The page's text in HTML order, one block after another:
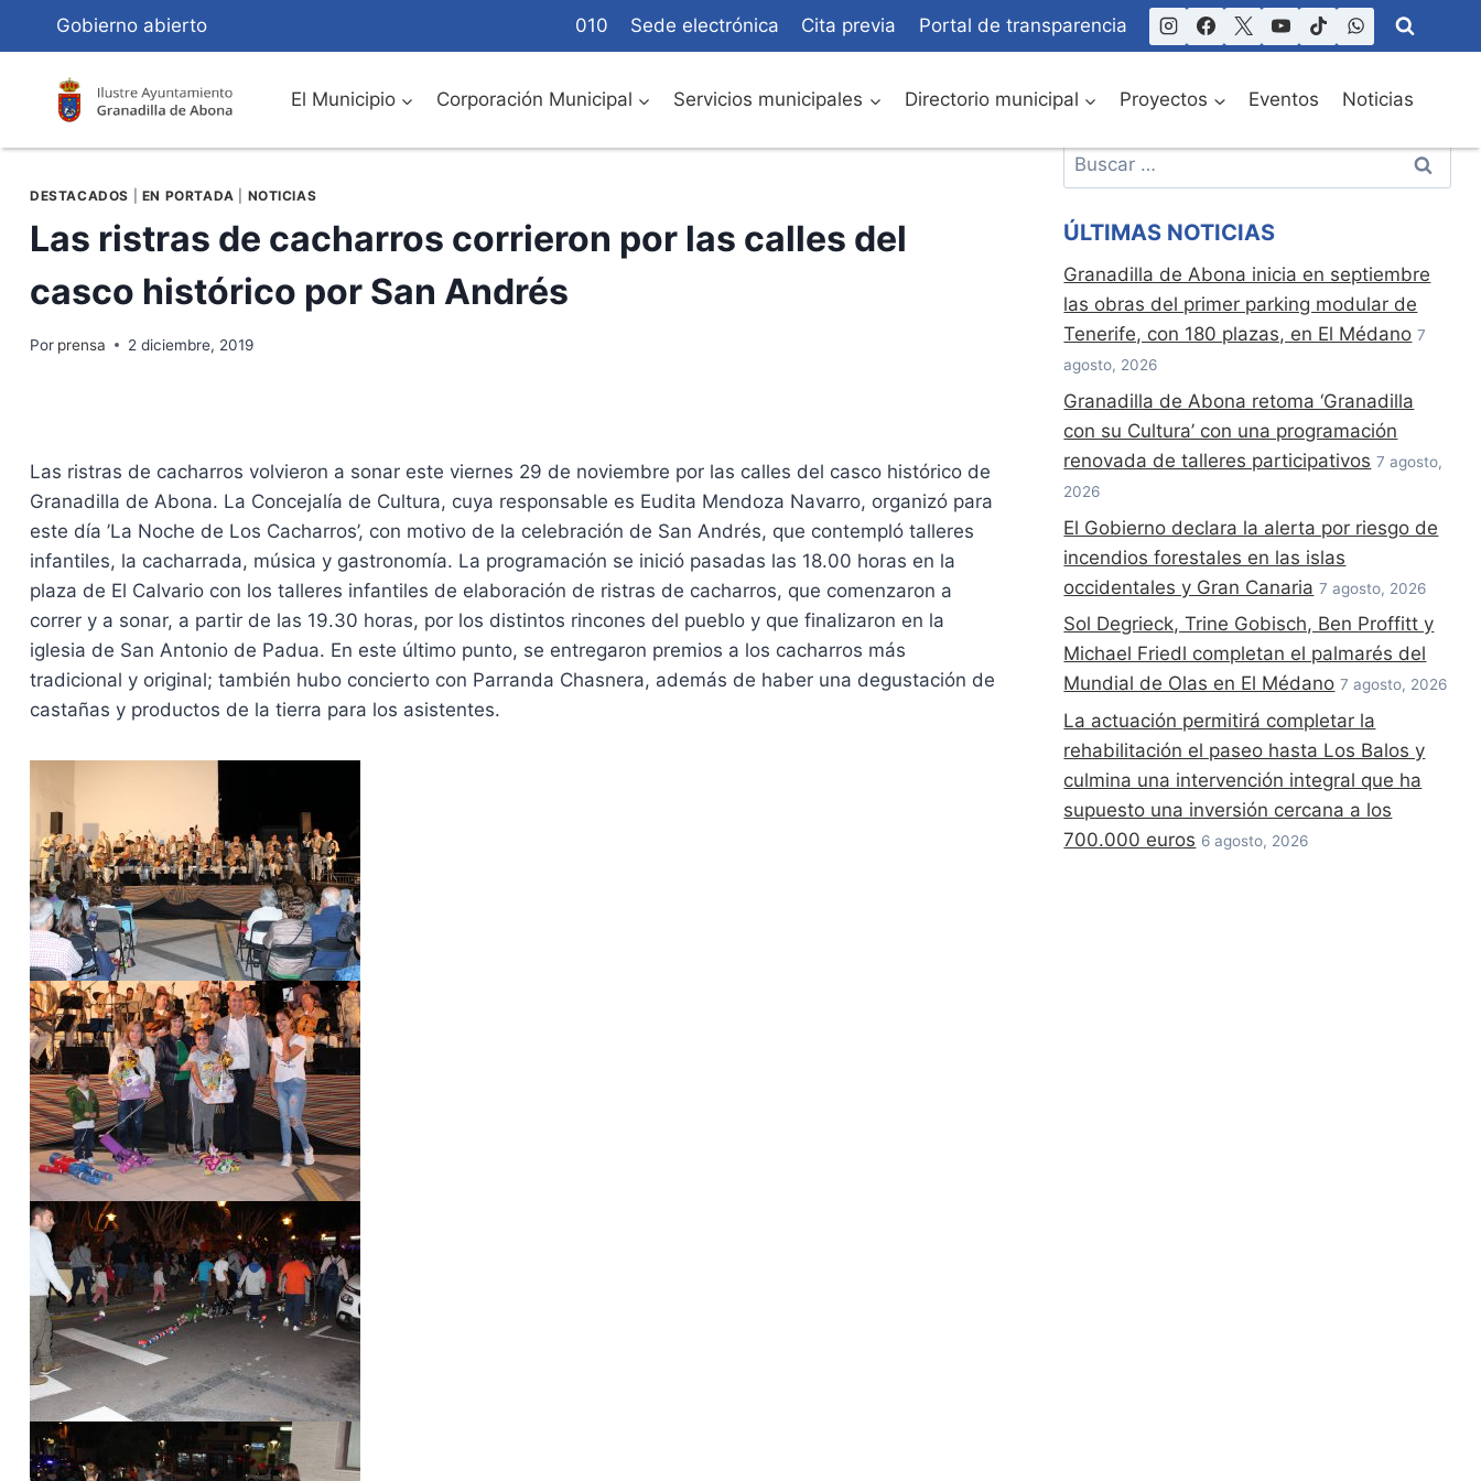
Contenido
Gobierno abierto 010 Sede electrónica Cita previa Portal de transparencia
El Municipio Corporación Municipal Servicios municipales Directorio municipal Proyectos Eventos Noticias
DESTACADOS EN PORTADA NOTICIAS
Las ristras de cacharros corrieron por las calles del
casco histórico por San Andrés
Por prensa 2 diciembre, 2019
Las ristras de cacharros volvieron a sonar este viernes 29 de noviembre por las calles del casco histórico de
Granadilla de Abona. La Concejalía de Cultura, cuya responsable es Eudita Mendoza Navarro, organizó para
este día ’La Noche de Los Cacharros’, con motivo de la celebración de San Andrés, que contempló talleres
infantiles, la cacharrada, música y gastronomía. La programación se inició pasadas las 18.00 horas en la
plaza de El Calvario con los talleres infantiles de elaboración de ristras de cacharros, que comenzaron a
correr y a sonar, a partir de las 19.30 horas, por los distintos rincones del pueblo y que finalizaron en la
iglesia de San Antonio de Padua. En este último punto, se entregaron premios a los cacharros más
tradicional y original; también hubo concierto con Parranda Chasnera, además de haber una degustación de
castañas y productos de la tierra para los asistentes.
Buscar:
ÚLTIMAS NOTICIAS
Granadilla de Abona inicia en septiembre
las obras del primer parking modular de
Tenerife, con 180 plazas, en El Médano 7
agosto, 2026
Granadilla de Abona retoma ‘Granadilla
con su Cultura’ con una programación
renovada de talleres participativos 7 agosto,
2026
El Gobierno declara la alerta por riesgo de
incendios forestales en las islas
occidentales y Gran Canaria 7 agosto, 2026
Sol Degrieck, Trine Gobisch, Ben Proffitt y
Michael Friedl completan el palmarés del
Mundial de Olas en El Médano 7 agosto, 2026
La actuación permitirá completar la
rehabilitación el paseo hasta Los Balos y
culmina una intervención integral que ha
supuesto una inversión cercana a los
700.000 euros 6 agosto, 2026